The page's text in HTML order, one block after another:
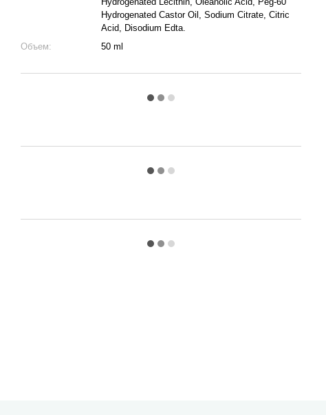
Hydrogenated Castor Oil, Sodium Citrate, Citric
Acid, Disodium Edta.
Объем:
50 ml